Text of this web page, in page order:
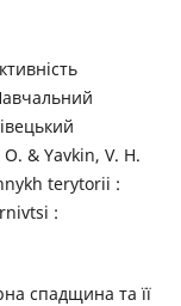
& Yavkin, V. H.
terytorii :
:
спадщина та її